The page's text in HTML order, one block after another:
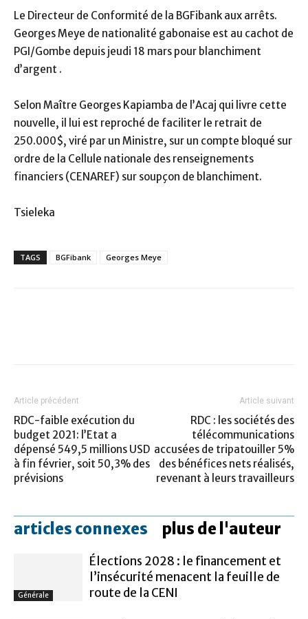
Le Directeur de Conformité de la BGFibank aux arrêts.
Georges Meye de nationalité gabonaise est au cachot de
PGI/Gombe depuis jeudi 18 mars pour blanchiment
d’argent .
Selon Maître Georges Kapiamba de l’Acaj qui livre cette
nouvelle, il lui est reproché de faciliter le retrait de
250.000$, viré par un Ministre, sur un compte bloqué sur
ordre de la Cellule nationale des renseignements
financiers (CENAREF) sur soupçon de blanchiment.
Tsieleka
TAGS BGFibank Georges Meye
Article précédent
RDC-faible exécution du
budget 2021: l’Etat a
dépensé 549,5 millions USD
à fin février, soit 50,3% des
prévisions
Article suivant
RDC : les sociétés des
télécommunications
accusées de tripatouiller 5%
des bénéfices nets réalisés,
revenant à leurs travailleurs
articles connexes plus de l'auteur
Générale
Élections 2028 : le financement et
l’insécurité menacent la feuille de
route de la CENI